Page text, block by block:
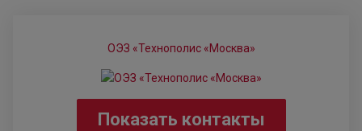
ОЭЗ «Технополис «Москва»
Показать контакты